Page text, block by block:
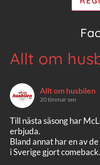
Allt om
Allt om husbilen
20 timmar sen
Till nästa säsong har
erbjuda.
Bland annat har en av
i Sverige gjort comeback.